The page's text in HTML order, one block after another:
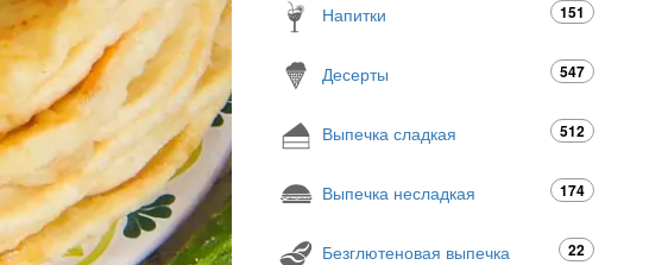
Напитки 151
Десерты 547
Выпечка сладкая 512
Выпечка несладкая 174
Безглютеновая выпечка 22